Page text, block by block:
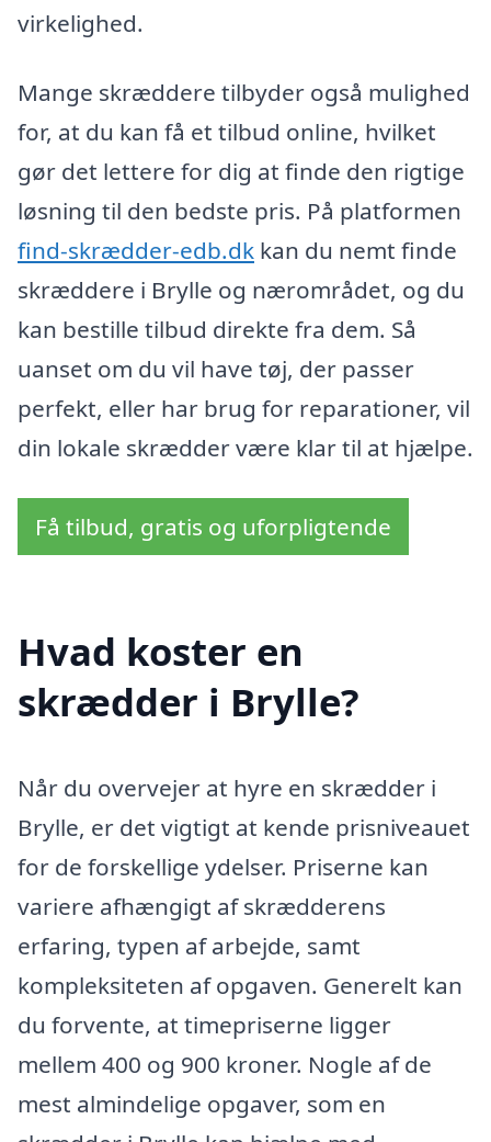
virkelighed.
Mange skræddere tilbyder også mulighed
for, at du kan få et tilbud online, hvilket
gør det lettere for dig at finde den rigtige
løsning til den bedste pris. På platformen
find-skrædder-edb.dk kan du nemt finde
skræddere i Brylle og nærområdet, og du
kan bestille tilbud direkte fra dem. Så
uanset om du vil have tøj, der passer
perfekt, eller har brug for reparationer, vil
din lokale skrædder være klar til at hjælpe.
Få tilbud, gratis og uforpligtende
Hvad koster en
skrædder i Brylle?
Når du overvejer at hyre en skrædder i
Brylle, er det vigtigt at kende prisniveauet
for de forskellige ydelser. Priserne kan
variere afhængigt af skrædderens
erfaring, typen af arbejde, samt
kompleksiteten af opgaven. Generelt kan
du forvente, at timepriserne ligger
mellem 400 og 900 kroner. Nogle af de
mest almindelige opgaver, som en